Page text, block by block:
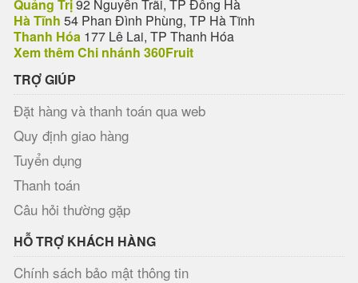
Quảng Trị92 Nguyễn Trãi, TP Đông Hà
Hà Tĩnh 54 Phan Đình Phùng, TP Hà Tĩnh
Thanh Hóa 177 Lê Lai, TP Thanh Hóa
Xem thêm Chi nhánh 360Fruit
TRỢ GIÚP
Đặt hàng và thanh toán qua web
Quy định giao hàng
Tuyển dụng
Thanh toán
Câu hỏi thường gặp
HỖ TRỢ KHÁCH HÀNG
Chính sách bảo mật thông tin